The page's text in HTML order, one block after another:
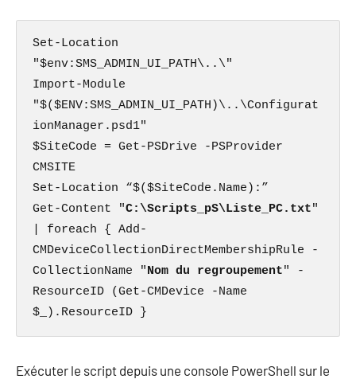
Set-Location
"$env:SMS_ADMIN_UI_PATH\..\"
Import-Module
"$($ENV:SMS_ADMIN_UI_PATH)\..\Configurat
ionManager.psd1"
$SiteCode = Get-PSDrive -PSProvider
CMSITE
Set-Location “$($SiteCode.Name):”
Get-Content "C:\Scripts_pS\Liste_PC.txt"
| foreach { Add-
CMDeviceCollectionDirectMembershipRule -
CollectionName "Nom du regroupement" -
ResourceID (Get-CMDevice -Name
$_).ResourceID }
Exécuter le script depuis une console PowerShell sur le